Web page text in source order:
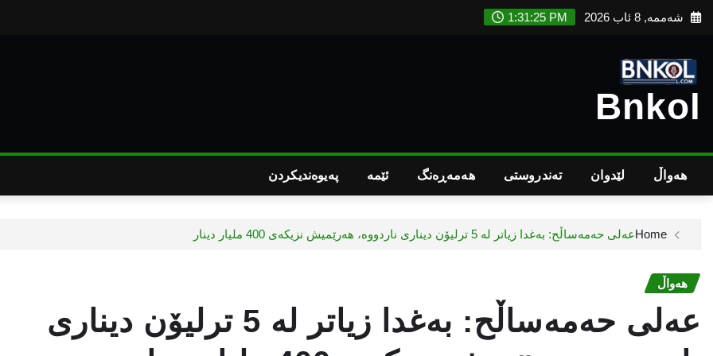
Skip
شەممە, 8 ئاب 2026 1:31:26 PM
Bnkol
هەواڵ لێدوان تەندروستى هەمەڕەنگ ئێمە پەیوەندیکردن
Homeعه‌لی‌ حه‌مه‌ساڵح: به‌غدا زیاتر له‌ 5 ترلیۆن دیناری‌ ناردووه‌، هه‌رێمیش نزیكه‌ی 400 ملیار دینار
هەواڵ
عه‌لی‌ حه‌مه‌ساڵح: به‌غدا زیاتر له‌ 5 ترلیۆن دیناری‌